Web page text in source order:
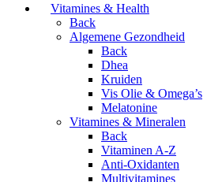
Vitamines & Health
Back
Algemene Gezondheid
Back
Dhea
Kruiden
Vis Olie & Omega’s
Melatonine
Vitamines & Mineralen
Back
Vitaminen A-Z
Anti-Oxidanten
Multivitamines